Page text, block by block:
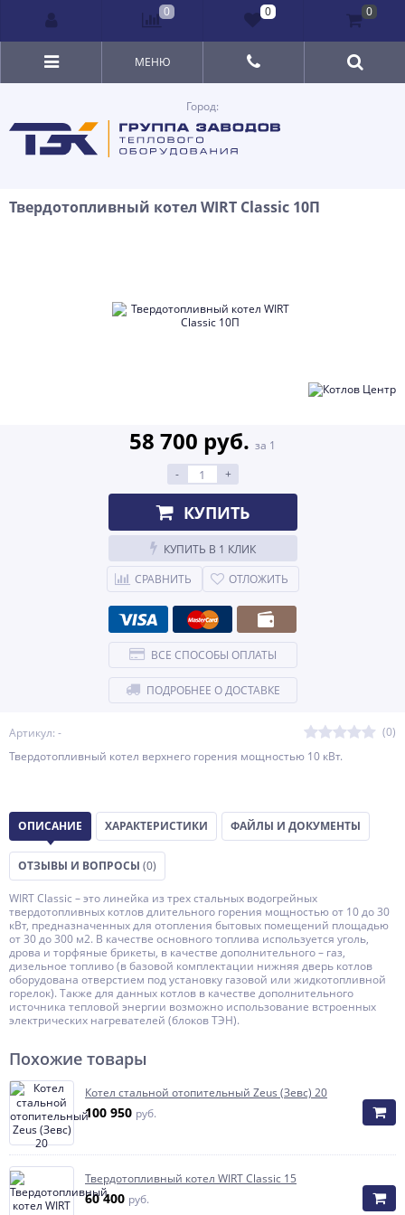
Город:
МЕНЮ
Твердотопливный котел WIRT Classic 10П
Артикул: -
(0)
Твердотопливный котел верхнего горения мощностью 10 кВт.
58 700 руб. за 1
-
+
КУПИТЬ
КУПИТЬ В 1 КЛИК
СРАВНИТЬ
ОТЛОЖИТЬ
ВСЕ СПОСОБЫ ОПЛАТЫ
ПОДРОБНЕЕ О ДОСТАВКЕ
ОПИСАНИЕ ХАРАКТЕРИСТИКИ ФАЙЛЫ И ДОКУМЕНТЫ
ОТЗЫВЫ И ВОПРОСЫ (0)
WIRT Classic – это линейка из трех стальных водогрейных
твердотопливных котлов длительного горения мощностью от 10 до 30
кВт, предназначенных для отопления бытовых помещений площадью
от 30 до 300 м2. В качестве основного топлива используется уголь,
дрова и торфяные брикеты, в качестве дополнительного – газ,
дизельное топливо (в базовой комплектации нижняя дверь котлов
оборудована отверстием под установку газовой или жидкотопливной
горелок). Также для данных котлов в качестве дополнительного
источника тепловой энергии возможно использование встроенных
электрических нагревателей (блоков ТЭН).
Похожие товары
Котел стальной отопительный Zeus (Зевс) 20
100 950 руб.
Твердотопливный котел WIRT Classic 15
60 400 руб.
0 0 0